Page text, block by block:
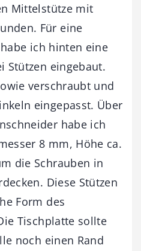
Mittelstütze mit
Für eine
ich hinten eine
Stützen eingebaut.
verschraubt und
eingepasst. Über
habe ich
8 mm, Höhe ca.
die Schrauben in
Diese Stützen
Form des
Tischplatte sollte
noch einen Rand